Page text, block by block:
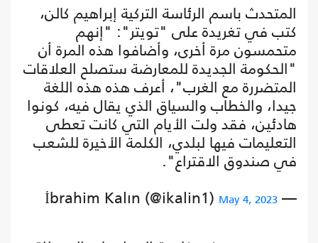
المتحدث باسم الرئاسة التركية إبراهيم كالن،
كتب في تغريدة على "تويتر": "إنهم
متحمسون مرة أخرى، وأضافوا هذه المرة أن
"الحكومة الجديدة للمعارضة ستصلح العلاقات
المتضررة مع الغرب"، أعرف هذه هذه اللغة
جيدا، والخطاب والسياق الذي يقال فيه، كونوا
هادئين، فقد ولت الأيام التي كانت تعطى
التعليمات فيها لبلدي، الكلمة الأخيرة للشعب
في صندوق الاقتراع".
— İbrahim Kalın (@ikalin1)
May 4, 2023